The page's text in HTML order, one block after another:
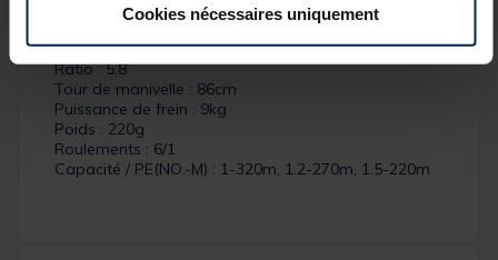
Cookies nécessaires uniquement
Caractéristiques :
Taille : 2500
Ratio : 5.8
Tour de manivelle : 86cm
Puissance de frein : 9kg
Poids : 220g
Roulements : 6/1
Capacité / PE(NO.-M) : 1-320m, 1.2-270m, 1.5-220m